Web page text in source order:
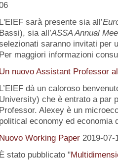
L'EIEF sarà presente sia all’
Bassi), sia all’ASSA Annual
saranno invitati per
Per maggiori informazioni
Un nuovo Assistant Professor
L’EIEF dà un caloroso
University) che è entrato a par
Professor. Alexey è un
political economy ed
Nuovo Working Paper 2019-07-
È stato pubblicato "